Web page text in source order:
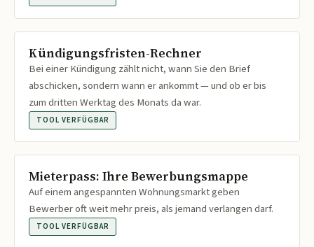
Kündigungsfristen-Rechner
Bei einer Kündigung zählt nicht, wann Sie den Brief
abschicken, sondern wann er ankommt — und ob er bis
zum dritten Werktag des Monats da war.
TOOL VERFÜGBAR
Mieterpass: Ihre Bewerbungsmappe
Auf einem angespannten Wohnungsmarkt geben
Bewerber oft weit mehr preis, als jemand verlangen darf.
TOOL VERFÜGBAR